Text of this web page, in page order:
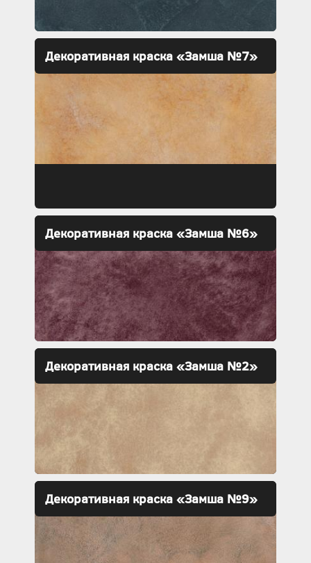
Декоративная краска «Замша №7»
Декоративная краска «Замша №6»
Декоративная краска «Замша №2»
Декоративная краска «Замша №9»